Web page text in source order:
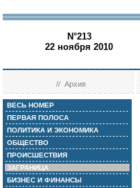
N°213
22 ноября 2010
//Архив
ВЕСЬ НОМЕР
ПЕРВАЯ ПОЛОСА
ПОЛИТИКА И ЭКОНОМИКА
ОБЩЕСТВО
ПРОИСШЕСТВИЯ
ЗАГРАНИЦА
БИЗНЕС И ФИНАНСЫ